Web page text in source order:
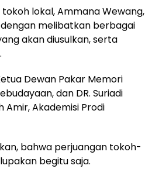
lokal, Ammana Wewang,
dengan melibatkan berbagai
akan diusulkan, serta
Dewan Pakar Memori
dan DR. Suriadi
Amir, Akademisi Prodi
bahwa perjuangan tokoh-
begitu saja.